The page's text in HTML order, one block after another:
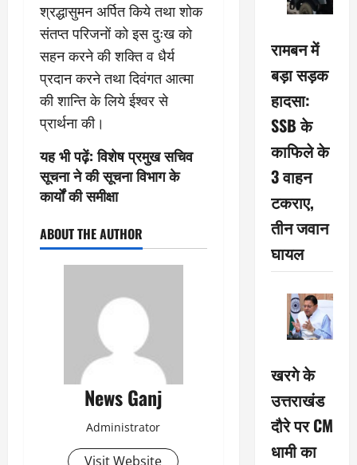
श्रद्धासुमन अर्पित किये तथा शोक
संतप्त परिजनों को इस दुःख को
सहन करने की शक्ति व धैर्य
प्रदान करने तथा दिवंगत आत्मा
की शान्ति के लिये ईश्वर से
प्रार्थना की।
यह भी पढ़ें:विशेष प्रमुख सचिव
सूचना ने की सूचना विभाग के
कार्यों की समीक्षा
ABOUT THE AUTHOR
News Ganj
Administrator
Visit Website
रामबन में
बड़ा सड़क
हादसा:
SSB के
काफिले के
3 वाहन
टकराए,
तीन जवान
घायल
खरगे के
उत्तराखंड
दौरे पर CM
धामी का